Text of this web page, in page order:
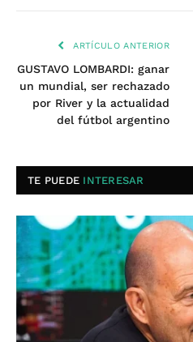
ARTÍCULO ANTERIOR
GUSTAVO LOMBARDI: ganar
un mundial, ser rechazado
por River y la actualidad
del fútbol argentino
TE PUEDE INTERESAR